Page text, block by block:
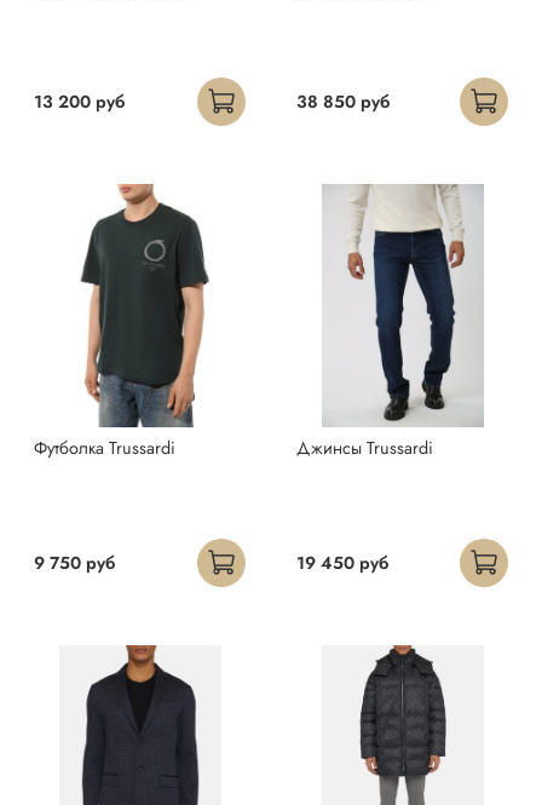
13 200 руб 38 850 руб
Футболка Trussardi
9 750 руб
Джинсы Trussardi
19 450 руб